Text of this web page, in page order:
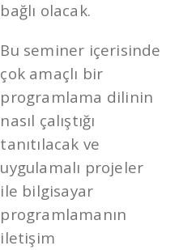
bağlı olacak.
Bu seminer içerisinde
çok amaçlı bir
programlama dilinin
nasıl çalıştığı
tanıtılacak ve
uygulamalı projeler
ile bilgisayar
programlamanın
iletişim